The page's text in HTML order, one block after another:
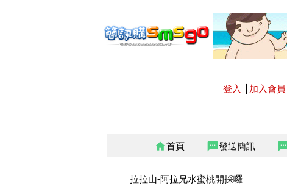
登入 加入會員
home首頁 sms發送簡訊
拉拉山-阿拉兄水蜜桃開採囉